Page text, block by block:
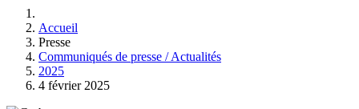
Accueil
Presse
Communiqués de presse / Actualités
2025
4 février 2025